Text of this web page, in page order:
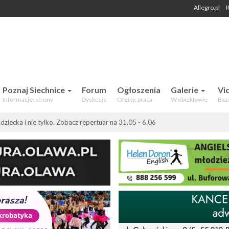
Aktualności,
Allegro.pl
Poznaj Siechnice
Informacje, strony
Forum
Dyskusje
Ogłoszenia
Oferty, praca
Galerie
W obiektywie
i nie tylko. Zobacz repertuar na 31.05 - 6.06